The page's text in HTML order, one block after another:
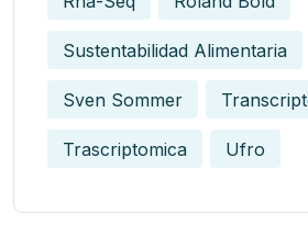
Sustentabilidad Alimentaria
Sven Sommer
Trascriptomica Ufro